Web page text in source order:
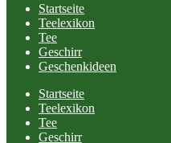
Startseite
Teelexikon
Tee
Geschirr
Geschenkideen
Startseite
Teelexikon
Tee
Geschirr